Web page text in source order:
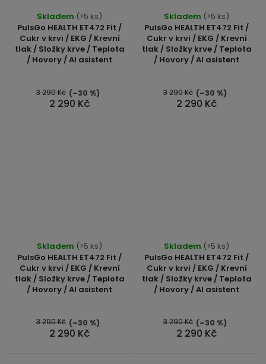
PulsGo HEALTH ET472 Fit /
Cukr v krvi / EKG / Krevní
tlak / Složky krve / Teplota
/ Hovory / AI asistent
Skladem (>5 ks)
2 290 Kč
3 290 Kč (–30 %)
PulsGo HEALTH ET472 Fit /
Cukr v krvi / EKG / Krevní
tlak / Složky krve / Teplota
/ Hovory / AI asistent
Skladem (>5 ks)
2 290 Kč
3 290 Kč (–30 %)
PulsGo HEALTH ET472 Fit /
Cukr v krvi / EKG / Krevní
tlak / Složky krve / Teplota
/ Hovory / AI asistent
hodnocení
produktu
je
5,0
5
hvězdiček.
Skladem (>5 ks)
2 290 Kč
3 290 Kč (–30 %)
PulsGo HEALTH ET472 Fit /
Cukr v krvi / EKG / Krevní
tlak / Složky krve / Teplota
/ Hovory / AI asistent
hodnocení
produktu
je
5,0
5
hvězdiček.
Skladem (>5 ks)
2 290 Kč
3 290 Kč (–30 %)